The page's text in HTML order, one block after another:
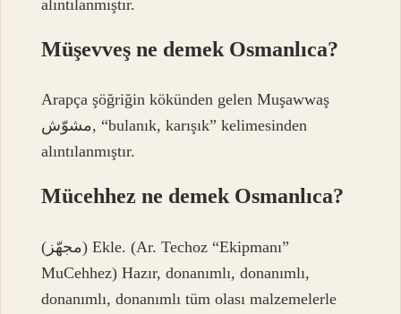
alıntılanmıştır.
Müşevveş ne demek Osmanlıca?
Arapça şöğriğin kökünden gelen Muşawwaş
مشوّش, “bulanık, karışık” kelimesinden
alıntılanmıştır.
Mücehhez ne demek Osmanlıca?
(ﻣﺠﻬّﺰ) Ekle. (Ar. Techoz “Ekipmanı”
MuCehhez) Hazır, donanımlı, donanımlı,
donanımlı, donanımlı tüm olası malzemelerle